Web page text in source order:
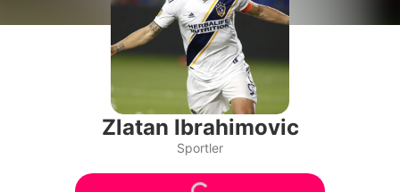
Familie & Liebe
Promiflash Exklusiv
Alle Themen auf Promiflash
Jobs
Zlatan Ibrahimovic
Sportler